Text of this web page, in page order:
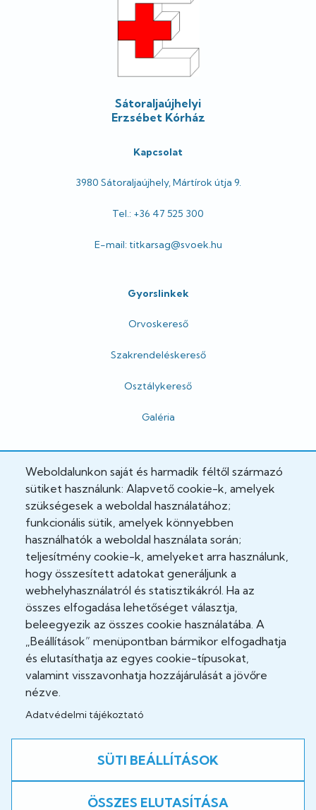
Sátoraljaújhelyi
Erzsébet Kórház
Kapcsolat
3980 Sátoraljaújhely, Mártírok útja 9.
Tel.: +36 47 525 300
E-mail: titkarsag@svoek.hu
Gyorslinkek
Orvoskereső
Szakrendeléskereső
Osztálykereső
Galéria
Hivatalos
Adatkezelési tájékoztató
Adatvédelmi tisztviselő
Akadálymentesítési nyilatkozat
Cookie Policy
Felhasználási feltételek
Impresszum
Jogi nyilatkozatok
Facebook
A weboldal fejlesztés alatt áll!
Weboldalunkon saját és harmadik féltől származó
sütiket használunk: Alapvető cookie-k, amelyek
szükségesek a weboldal használatához;
funkcionális sütik, amelyek könnyebben
használhatók a weboldal használata során;
teljesítmény cookie-k, amelyeket arra használunk,
hogy összesített adatokat generáljunk a
webhelyhasználatról és statisztikákról. Ha az
összes elfogadása lehetőséget választja,
beleegyezik az összes cookie használatába. A
„Beállítások” menüpontban bármikor elfogadhatja
és elutasíthatja az egyes cookie-típusokat,
valamint visszavonhatja hozzájárulását a jövőre
nézve.
Adatvédelmi tájékoztató
SÜTI BEÁLLÍTÁSOK
ÖSSZES ELUTASÍTÁSA